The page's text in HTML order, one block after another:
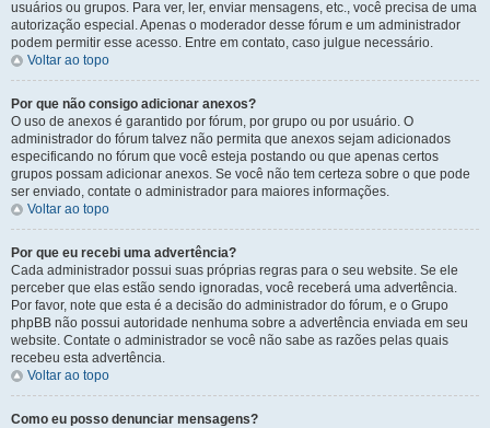
usuários ou grupos. Para ver, ler, enviar mensagens, etc., você precisa de uma
autorização especial. Apenas o moderador desse fórum e um administrador
podem permitir esse acesso. Entre em contato, caso julgue necessário.
Voltar ao topo
Por que não consigo adicionar anexos?
O uso de anexos é garantido por fórum, por grupo ou por usuário. O
administrador do fórum talvez não permita que anexos sejam adicionados
especificando no fórum que você esteja postando ou que apenas certos
grupos possam adicionar anexos. Se você não tem certeza sobre o que pode
ser enviado, contate o administrador para maiores informações.
Voltar ao topo
Por que eu recebi uma advertência?
Cada administrador possui suas próprias regras para o seu website. Se ele
perceber que elas estão sendo ignoradas, você receberá uma advertência.
Por favor, note que esta é a decisão do administrador do fórum, e o Grupo
phpBB não possui autoridade nenhuma sobre a advertência enviada em seu
website. Contate o administrador se você não sabe as razões pelas quais
recebeu esta advertência.
Voltar ao topo
Como eu posso denunciar mensagens?